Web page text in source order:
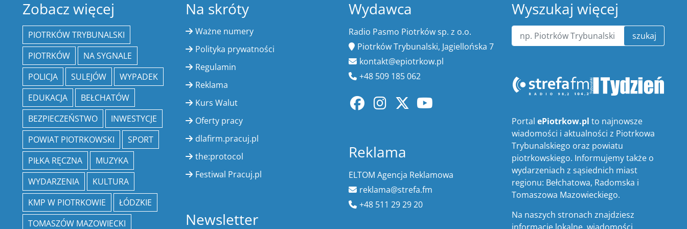
Zobacz więcej
PIOTRKÓW TRYBUNALSKI
PIOTRKÓW
NA SYGNALE
POLICJA
SULEJÓW
WYPADEK
EDUKACJA
BEŁCHATÓW
BEZPIECZEŃSTWO
INWESTYCJE
POWIAT PIOTRKOWSKI
SPORT
PIŁKA RĘCZNA
MUZYKA
WYDARZENIA
KULTURA
KMP W PIOTRKOWIE
ŁÓDZKIE
TOMASZÓW MAZOWIECKI
Na skróty
Ważne numery
Polityka prywatności
Regulamin
Reklama
Kurs Walut
Oferty pracy
dlafirm.pracuj.pl
the:protocol
Festiwal Pracuj.pl
Newsletter
Wydawca
Radio Pasmo Piotrków sp. z o.o.
Piotrków Trybunalski, Jagiellońska 7
kontakt@epiotrkow.pl
+48 509 185 062
Reklama
ELTOM Agencja Reklamowa
reklama@strefa.fm
+48 511 29 29 20
Wyszukaj więcej
szukaj
PortalePiotrkow.pl to najnowsze
wiadomości i aktualności z Piotrkowa
Trybunalskiego oraz powiatu
piotrkowskiego. Informujemy także o
wydarzeniach z sąsiednich miast
regionu: Bełchatowa, Radomska i
Tomaszowa Mazowieckiego.
Na naszych stronach znajdziesz